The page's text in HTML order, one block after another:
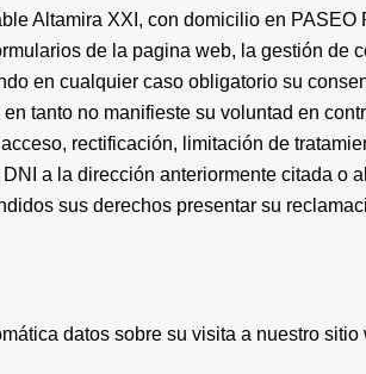
Altamira XXI, con domicilio en
de la pagina web, la gestión de
en cualquier caso obligatorio su
tanto no manifieste su voluntad en
rectificación, limitación de
a la dirección anteriormente citada o
sus derechos presentar su
datos sobre su visita a nuestro